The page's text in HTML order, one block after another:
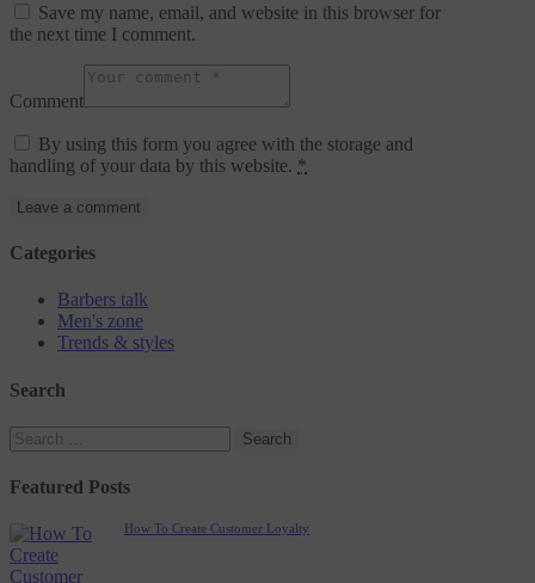
Save my name, email, and website in this browser for
the next time I comment.
Comment
By using this form you agree with the storage and
handling of your data by this website. *
Categories
Barbers talk
Men's zone
Trends & styles
Search
Search
for:
Featured Posts
How To Create Customer Loyalty